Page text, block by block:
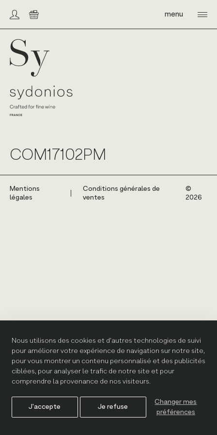
Nous utilisons des cookies et d'autres technologies de suivi
pour améliorer votre expérience de navigation sur notre site,
pour vous montrer un contenu personnalisé et des publicités
ciblées, pour analyser le trafic de notre site et pour
comprendre la provenance de nos visiteurs.
J'accepte Je refuse
Changer mes
préférences
contentCompte/connexion
Panier menu
COM17102PM
Mentions
légales
Conditions générales de
ventes
©️
2026